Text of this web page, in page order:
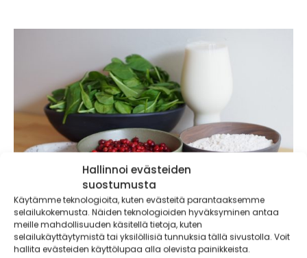
Hallinnoi evästeiden
suostumusta
Käytämme teknologioita, kuten evästeitä parantaaksemme
selailukokemusta. Näiden teknologioiden hyväksyminen antaa
meille mahdollisuuden käsitellä tietoja, kuten
selailukäyttäytymistä tai yksilöllisiä tunnuksia tällä sivustolla. Voit
hallita evästeiden käyttölupaa alla olevista painikkeista.
Paksut pinaattiletut